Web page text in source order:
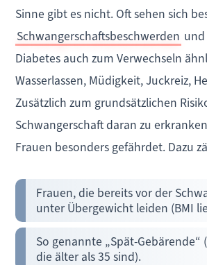
Sinne gibt es nicht. Oft sehen sich
Schwangerschaftsbeschwerden
Diabetes auch zum Verwechseln
Wasserlassen, Müdigkeit, Juckreiz,
Zusätzlich zum grundsätzlichen
Schwangerschaft daran zu
Frauen besonders gefährdet. Dazu
Frauen, die bereits vor der
unter Übergewicht leiden (BMI
So genannte „Spät-Gebärende“
die älter als 35 sind).